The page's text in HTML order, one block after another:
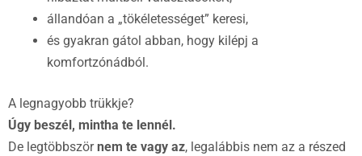
állandóan a „tökéletességet” keresi,
és gyakran gátol abban, hogy kilépj a
komfortzónádból.
A legnagyobb trükkje?
Úgy beszél, mintha te lennél.
De legtöbbszörnem te vagy az, legalábbis nem az a részed